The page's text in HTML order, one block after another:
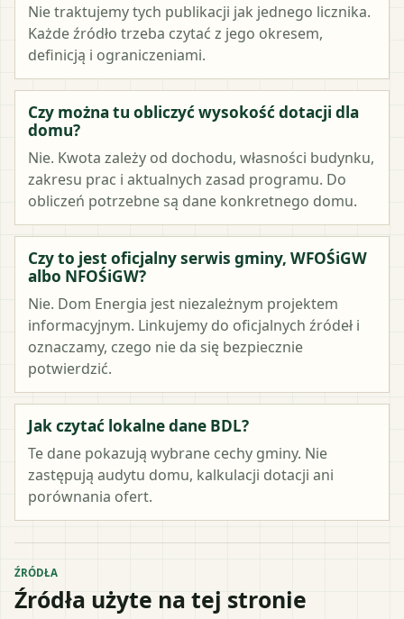
Nie traktujemy tych publikacji jak jednego licznika.
Każde źródło trzeba czytać z jego okresem,
definicją i ograniczeniami.
Czy można tu obliczyć wysokość dotacji dla
domu?
Nie. Kwota zależy od dochodu, własności budynku,
zakresu prac i aktualnych zasad programu. Do
obliczeń potrzebne są dane konkretnego domu.
Czy to jest oficjalny serwis gminy, WFOŚiGW
albo NFOŚiGW?
Nie. Dom Energia jest niezależnym projektem
informacyjnym. Linkujemy do oficjalnych źródeł i
oznaczamy, czego nie da się bezpiecznie
potwierdzić.
Jak czytać lokalne dane BDL?
Te dane pokazują wybrane cechy gminy. Nie
zastępują audytu domu, kalkulacji dotacji ani
porównania ofert.
ŹRÓDŁA
Źródła użyte na tej stronie